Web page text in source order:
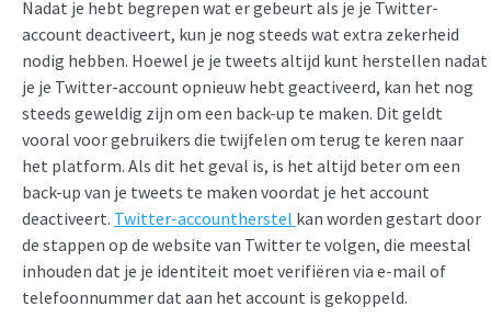
Nadat je hebt begrepen wat er gebeurt als je je Twitter-
account deactiveert, kun je nog steeds wat extra zekerheid
nodig hebben. Hoewel je je tweets altijd kunt herstellen nadat
je je Twitter-account opnieuw hebt geactiveerd, kan het nog
steeds geweldig zijn om een back-up te maken. Dit geldt
vooral voor gebruikers die twijfelen om terug te keren naar
het platform. Als dit het geval is, is het altijd beter om een
back-up van je tweets te maken voordat je het account
deactiveert. Twitter-accountherstel kan worden gestart door
de stappen op de website van Twitter te volgen, die meestal
inhouden dat je je identiteit moet verifiëren via e-mail of
telefoonnummer dat aan het account is gekoppeld.